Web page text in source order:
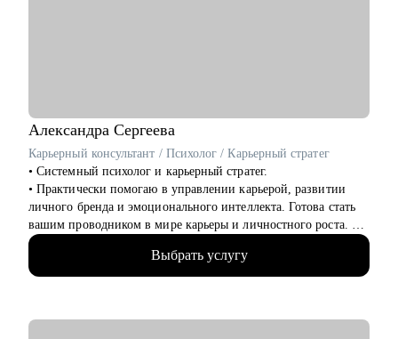
Александра Сергеева
Карьерный консультант / Психолог / Карьерный стратег
• Системный психолог и карьерный стратег.
• Практически помогаю в управлении карьерой, развитии
личного бренда и эмоционального интеллекта. Готова стать
вашим проводником в мире карьеры и личностного роста.
• 14+ в HR бизнес-партнёрстве крупных IT компаний,
фармкомпаний, авто и др.
• 18+ опыта в консультировании по профессиональной
Выбрать услугу